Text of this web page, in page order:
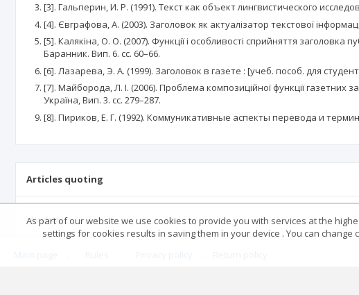
[3]. Гальперин, И. Р. (1991). Текст как объект лингвистического
[4]. Євграфова, А. (2003). Заголовок як актуалізатор текстової
[5]. Калякіна, О. О. (2007). Функції і особливості сприйняття заголовка
Баранник. Вип. 6. сс. 60–66.
[6]. Лазарева, Э. А. (1999). Заголовок в газете : [учеб. пособ. для
[7]. Майборода, Л. І. (2006). Проблема композиційної функції
Україна, Вип. 3. сс. 279–287.
[8]. Пириков, Е. Г. (1992). Коммуникативные аспекты перевода и
Articles quoting
No data
As part of our website we use cookies to provide you with services at the
settings for cookies results in saving them in your device . You can